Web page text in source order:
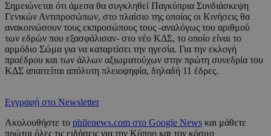
Σημειώνεται ότι άμεσα θα συγκληθεί Παγκύπρια Συνδιάσκεψη
Γενικών Αντιπροσώπων, στο πλαίσιο της οποίας οι Κινήσεις θα
ανακοινώσουν τους εκπροσώπους τους -αναλόγως του αριθμού
των εδρών που εξασφάλισαν- στο νέο ΚΔΣ, το οποίο είναι το
αρμόδιο Σώμα για να καταρτίσει την ηγεσία. Για την εκλογή
προέδρου και των άλλων αξιωματούχων στην πρώτη συνεδρία του
ΚΔΣ απαιτείται απόλυτη πλειοψηφία, δηλαδή 11 έδρες.
Εγγραφή στο Newsletter
Ακολουθήστε το philenews.com στο Google News και μάθετε
πρώτοι όλες τις ειδήσεις για την Κύπρο και τον κόσμο